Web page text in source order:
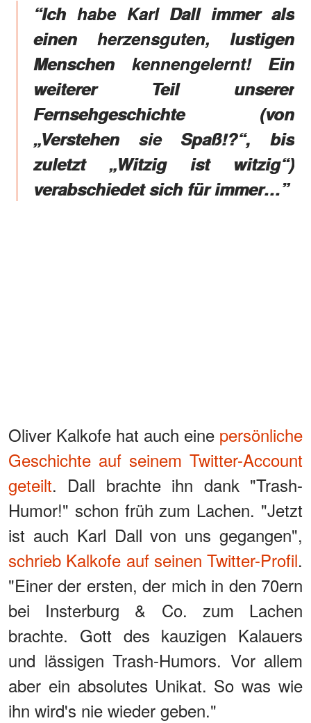
“Ich habe Karl Dall immer als
einen herzensguten, lustigen
Menschen kennengelernt! Ein
weiterer Teil unserer
Fernsehgeschichte (von
„Verstehen sie Spaß!?“, bis
zuletzt „Witzig ist witzig“)
verabschiedet sich für immer…”
Oliver Kalkofe hat auch eine persönliche
Geschichte auf seinem Twitter-Account
geteilt. Dall brachte ihn dank "Trash-
Humor!" schon früh zum Lachen. "Jetzt
ist auch Karl Dall von uns gegangen",
schrieb Kalkofe auf seinen Twitter-Profil.
"Einer der ersten, der mich in den 70ern
bei Insterburg & Co. zum Lachen
brachte. Gott des kauzigen Kalauers
und lässigen Trash-Humors. Vor allem
aber ein absolutes Unikat. So was wie
ihn wird's nie wieder geben."